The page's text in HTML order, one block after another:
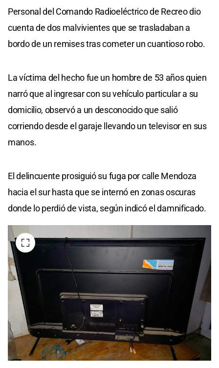
Personal del Comando Radioeléctrico de Recreo dio
cuenta de dos malvivientes que se trasladaban a
bordo de un remises tras cometer un cuantioso robo.
La víctima del hecho fue un hombre de 53 años quien
narró que al ingresar con su vehículo particular a su
domicilio, observó a un desconocido que salió
corriendo desde el garaje llevando un televisor en sus
manos.
El delincuente prosiguió su fuga por calle Mendoza
hacia el sur hasta que se internó en zonas oscuras
donde lo perdió de vista, según indicó el damnificado.